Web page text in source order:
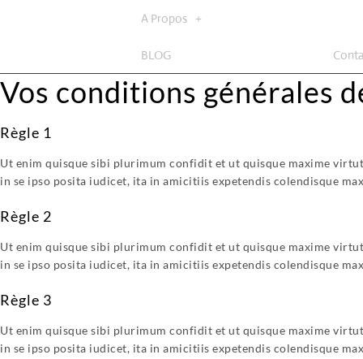
A Propos
BLOG
Vos conditions générales
Règle 1
Ut enim quisque sibi plurimum confidit et ut quisque maxime
in se ipso posita iudicet, ita in amicitiis expetendis colendisque
Règle 2
Ut enim quisque sibi plurimum confidit et ut quisque maxime
in se ipso posita iudicet, ita in amicitiis expetendis colendisque
Règle 3
Ut enim quisque sibi plurimum confidit et ut quisque maxime
in se ipso posita iudicet, ita in amicitiis expetendis colendisque